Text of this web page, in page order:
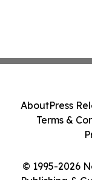
© 1995-2026
Publishing &
AboutPress
Terms &